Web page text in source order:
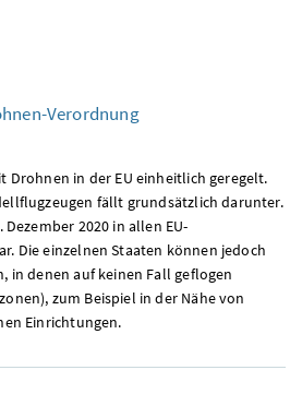
Verordnung
Drohnen in der EU einheitlich geregelt.
fällt grundsätzlich darunter.
2020 in allen EU-
Die einzelnen Staaten können jedoch
in denen auf keinen Fall geflogen
zum Beispiel in der Nähe von
Einrichtungen.